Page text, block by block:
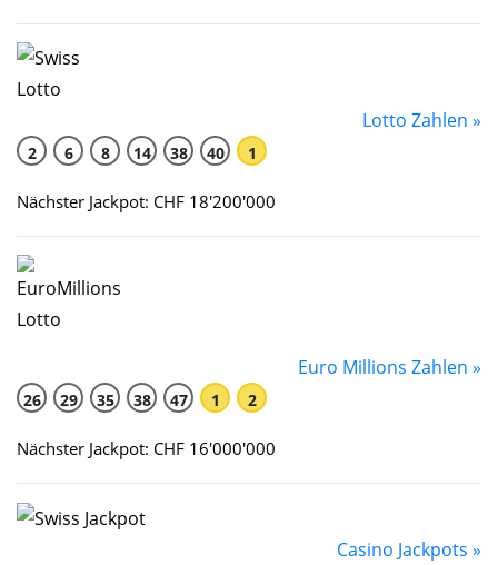
Lotto Zahlen »
2 6 8 14 38 40 1
Nächster Jackpot: CHF 18'200'000
Euro Millions Zahlen »
26 29 35 38 47 1 2
Nächster Jackpot: CHF 16'000'000
Casino Jackpots »